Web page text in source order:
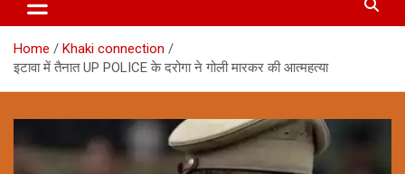
Home
Khaki connection
इटावा में तैनात UP POLICE के दरोगा ने गोली मारकर की आत्महत्या